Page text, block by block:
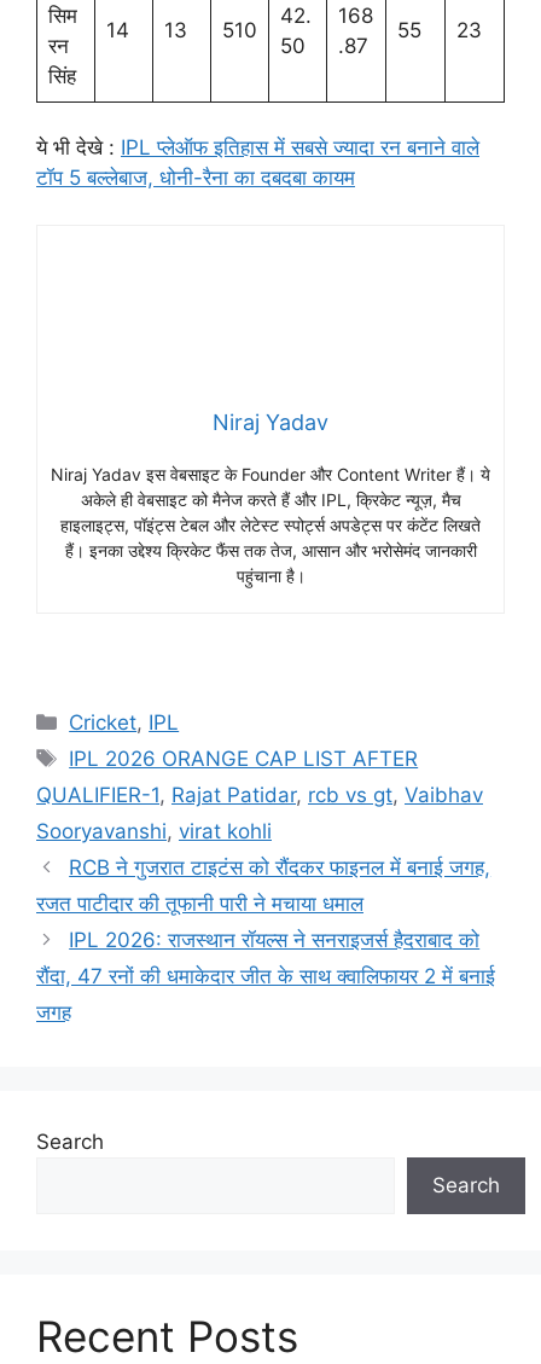
सिम
रन
सिंह
14 13 510
42.
50
168
.87
55 23
ये भी देखे : IPL प्लेऑफ इतिहास में सबसे ज्यादा रन बनाने वाले
टॉप 5 बल्लेबाज, धोनी-रैना का दबदबा कायम
Niraj Yadav
Niraj Yadav इस वेबसाइट के Founder और Content Writer हैं। ये
अकेले ही वेबसाइट को मैनेज करते हैं और IPL, क्रिकेट न्यूज़, मैच
हाइलाइट्स, पॉइंट्स टेबल और लेटेस्ट स्पोर्ट्स अपडेट्स पर कंटेंट लिखते
हैं। इनका उद्देश्य क्रिकेट फैंस तक तेज, आसान और भरोसेमंद जानकारी
पहुंचाना है।
Cricket, IPL
IPL 2026 ORANGE CAP LIST AFTER
QUALIFIER-1, Rajat Patidar, rcb vs gt, Vaibhav
Sooryavanshi, virat kohli
RCB ने गुजरात टाइटंस को रौंदकर फाइनल में बनाई जगह,
रजत पाटीदार की तूफानी पारी ने मचाया धमाल
IPL 2026: राजस्थान रॉयल्स ने सनराइजर्स हैदराबाद को
रौंदा, 47 रनों की धमाकेदार जीत के साथ क्वालिफायर 2 में बनाई
जगह
Search
Search
Recent Posts